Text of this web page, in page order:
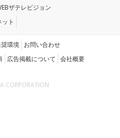
ザテレビジョン
ト
環境 お問い合わせ
広告掲載について 会社概要
CORPORATION